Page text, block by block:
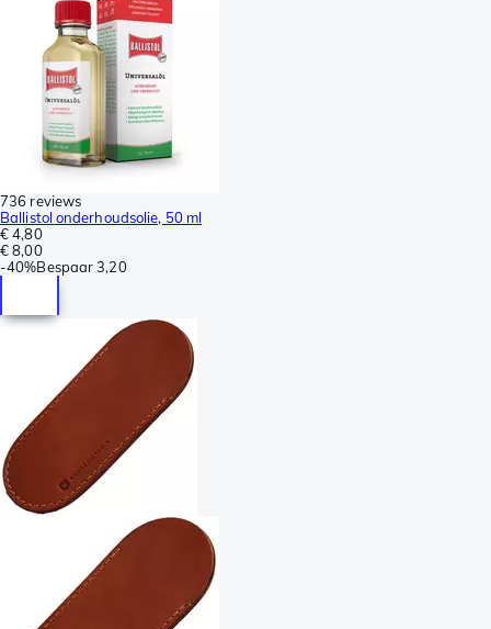
736 reviews
Ballistol onderhoudsolie, 50 ml
€ 4,80
€ 8,00
-40%Bespaar 3,20